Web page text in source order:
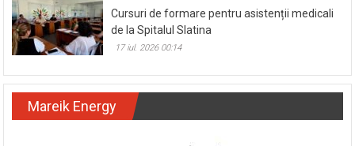
Cursuri de formare pentru asistenții medicali
de la Spitalul Slatina
17 iul. 2026 00:14
Mareik Energy